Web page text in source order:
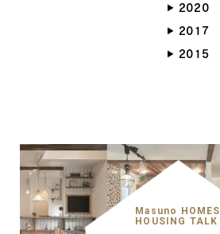
2020
2017
2015
Masuno HOMES
HOUSING TALK